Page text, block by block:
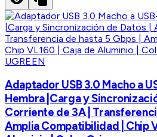
UGREEN
Adaptador USB 3.0 Macho a
Hembra |Carga y
Corriente de 3A |
Amplia Compatibilidad | Chip